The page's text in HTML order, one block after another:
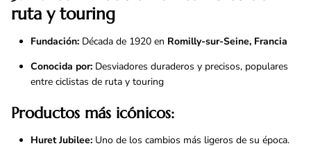
ruta y touring
Fundación: Década de 1920 en Romilly-sur-Seine, Francia
Conocida por: Desviadores duraderos y precisos, populares
entre ciclistas de ruta y touring
Productos más icónicos:
Huret Jubilee: Uno de los cambios más ligeros de su época.